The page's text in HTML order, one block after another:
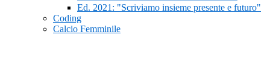
Ed. 2021: "Scriviamo insieme presente e futuro"
Coding
Calcio Femminile